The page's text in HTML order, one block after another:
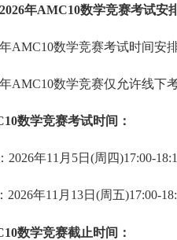
2026年AMC10数学竞赛考试安
AMC10数学竞赛考试时间安
AMC10数学竞赛仅允许线下
数学竞赛考试时间：
2026年11月5日(周四)17:00-
2026年11月13日(周五)17:00-
数学竞赛截止时间：